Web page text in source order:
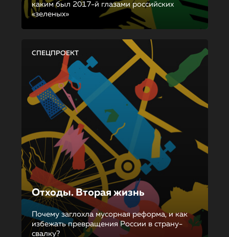
каким был 2017-й глазами российских
«зеленых»
СПЕЦПРОЕКТ
Отходы. Вторая жизнь
Почему заглохла мусорная реформа, и как
избежать превращения России в страну-
свалку?